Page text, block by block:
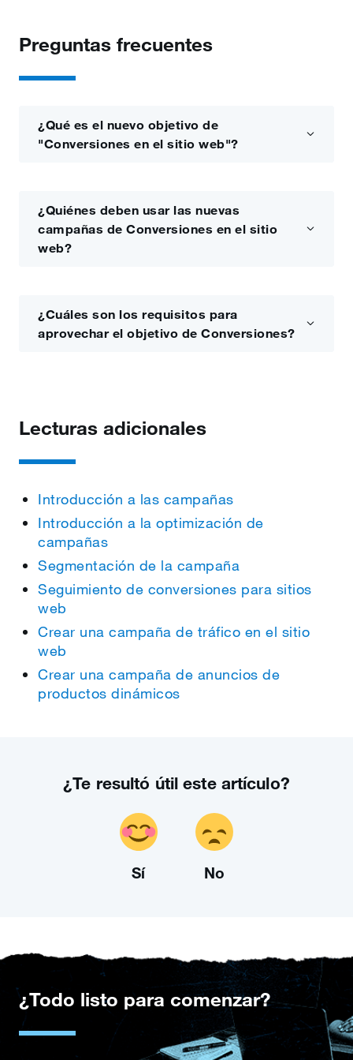
Preguntas frecuentes
¿Qué es el nuevo objetivo de
"Conversiones en el sitio web"?
¿Quiénes deben usar las nuevas
campañas de Conversiones en el sitio
web?
¿Cuáles son los requisitos para
aprovechar el objetivo de Conversiones?
Lecturas adicionales
Introducción a las campañas
Introducción a la optimización de
campañas
Segmentación de la campaña
Seguimiento de conversiones para sitios
web
Crear una campaña de tráfico en el sitio
web
Crear una campaña de anuncios de
productos dinámicos
¿Te resultó útil este artículo?
Sí No
¿Todo listo para comenzar?